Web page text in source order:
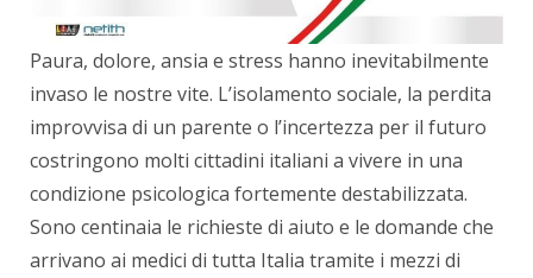
Paura, dolore, ansia e stress hanno inevitabilmente
invaso le nostre vite. L’isolamento sociale, la perdita
improvvisa di un parente o l’incertezza per il futuro
costringono molti cittadini italiani a vivere in una
condizione psicologica fortemente destabilizzata.
Sono centinaia le richieste di aiuto e le domande che
arrivano ai medici di tutta Italia tramite i mezzi di